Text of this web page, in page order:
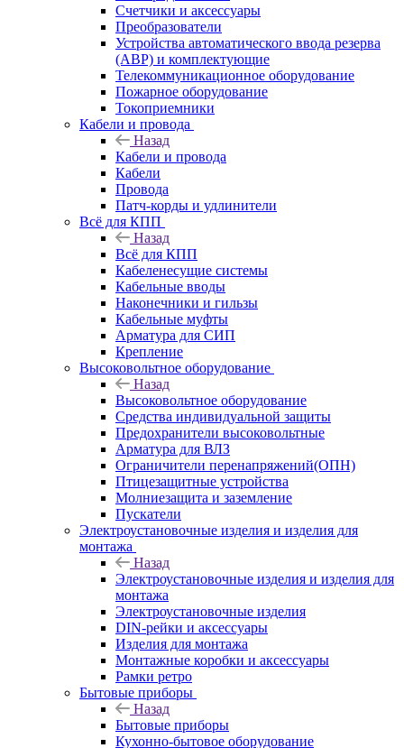
Счетчики и аксессуары
Преобразователи
Устройства автоматического ввода резерва
(АВР) и комплектующие
Телекоммуникационное оборудование
Пожарное оборудование
Токоприемники
Кабели и провода
Назад
Кабели и провода
Кабели
Провода
Патч-корды и удлинители
Всё для КПП
Назад
Всё для КПП
Кабеленесущие системы
Кабельные вводы
Наконечники и гильзы
Кабельные муфты
Арматура для СИП
Крепление
Высоковольтное оборудование
Назад
Высоковольтное оборудование
Средства индивидуальной защиты
Предохранители высоковольтные
Арматура для ВЛЗ
Ограничители перенапряжений(ОПН)
Птицезащитные устройства
Молниезащита и заземление
Пускатели
Электроустановочные изделия и изделия для
монтажа
Назад
Электроустановочные изделия и изделия для
монтажа
Электроустановочные изделия
DIN-рейки и аксессуары
Изделия для монтажа
Монтажные коробки и аксессуары
Рамки ретро
Бытовые приборы
Назад
Бытовые приборы
Кухонно-бытовое оборудование